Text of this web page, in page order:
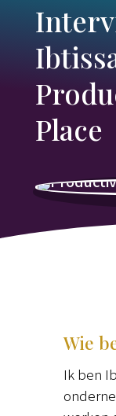
Place
Wie
Ik ben